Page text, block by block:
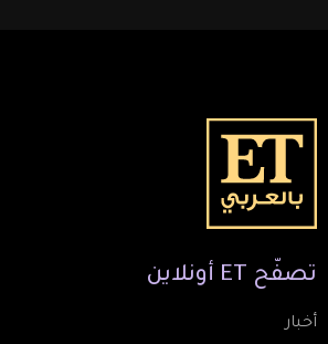
تصفّح ET أونلاين
أخبار